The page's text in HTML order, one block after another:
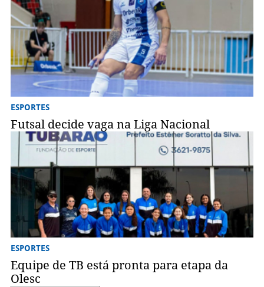
ESPORTES
Futsal decide vaga na Liga Nacional
ESPORTES
Equipe de TB está pronta para etapa da
Olesc